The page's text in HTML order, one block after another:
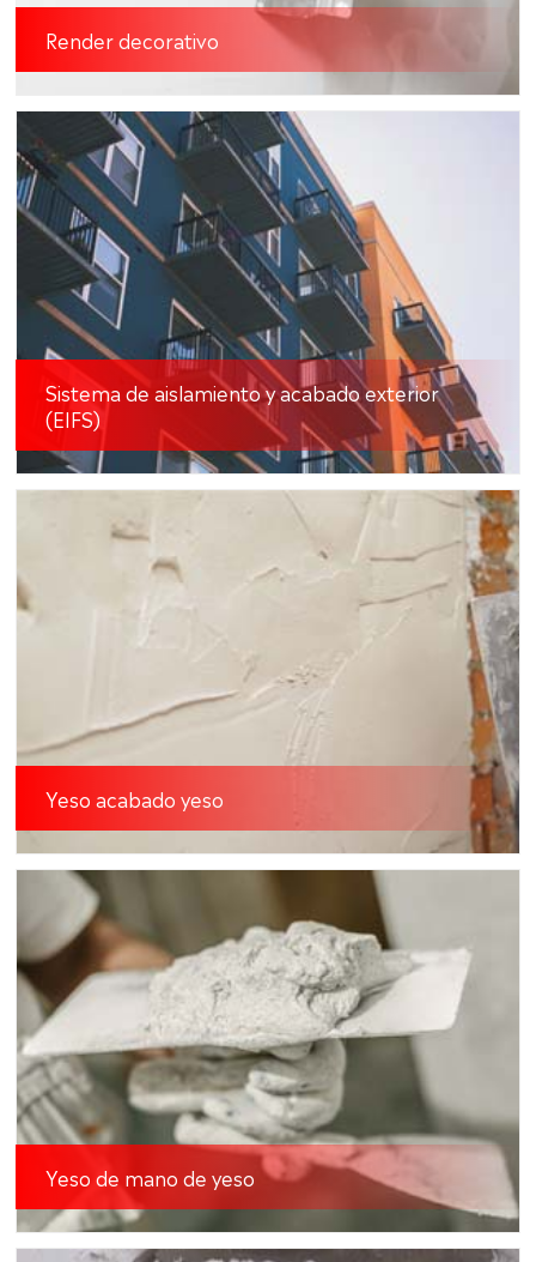
Render decorativo
Sistema de aislamiento y acabado exterior
(EIFS)
Yeso acabado yeso
Yeso de mano de yeso